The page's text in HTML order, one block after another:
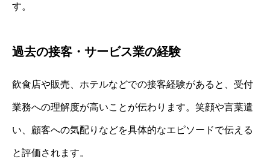
す。
過去の接客・サービス業の経験
飲食店や販売、ホテルなどでの接客経験があると、受付
業務への理解度が高いことが伝わります。笑顔や言葉遣
い、顧客への気配りなどを具体的なエピソードで伝える
と評価されます。